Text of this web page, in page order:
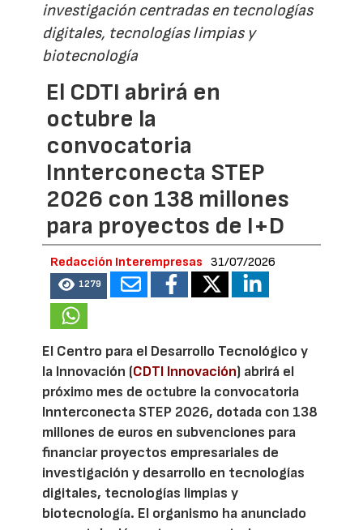
investigación centradas en tecnologías
digitales, tecnologías limpias y
biotecnología
El CDTI abrirá en
octubre la
convocatoria
Innterconecta STEP
2026 con 138 millones
para proyectos de I+D
Redacción Interempresas 31/07/2026
1279
El Centro para el Desarrollo Tecnológico y
la Innovación (CDTI Innovación) abrirá el
próximo mes de octubre la convocatoria
Innterconecta STEP 2026, dotada con 138
millones de euros en subvenciones para
financiar proyectos empresariales de
investigación y desarrollo en tecnologías
digitales, tecnologías limpias y
biotecnología. El organismo ha anunciado